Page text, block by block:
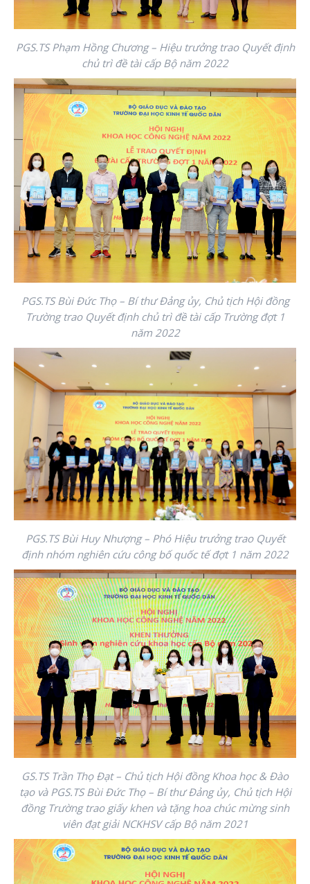
PGS.TS Phạm Hồng Chương – Hiệu trưởng trao Quyết định
chủ trì đề tài cấp Bộ năm 2022
PGS.TS Bùi Đức Thọ – Bí thư Đảng ủy, Chủ tịch Hội đồng
Trường trao Quyết định chủ trì đề tài cấp Trường đợt 1
năm 2022
PGS.TS Bùi Huy Nhượng – Phó Hiệu trưởng trao Quyết
định nhóm nghiên cứu công bố quốc tế đợt 1 năm 2022
GS.TS Trần Thọ Đạt – Chủ tịch Hội đồng Khoa học & Đào
tạo và PGS.TS Bùi Đức Thọ – Bí thư Đảng ủy, Chủ tịch Hội
đồng Trường trao giấy khen và tặng hoa chúc mừng sinh
viên đạt giải NCKHSV cấp Bộ năm 2021